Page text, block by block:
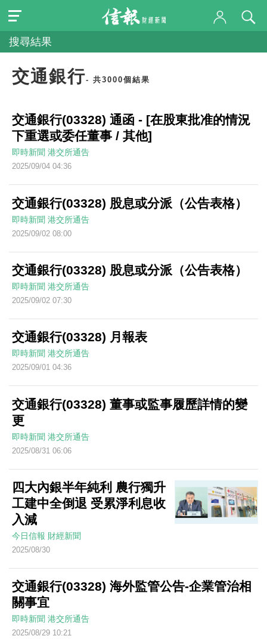
搜尋結果
交通銀行- 共3000個結果
交通銀行(03328) 通函 - [在股東批准的情況
下重選或委任董事 / 其他]
即時新聞 港交所通告
2025/09/04 04:36
交通銀行(03328) 股息或分派（公告表格）
即時新聞 港交所通告
2025/09/02 08:00
交通銀行(03328) 股息或分派（公告表格）
即時新聞 港交所通告
2025/09/02 07:30
交通銀行(03328) 月報表
即時新聞 港交所通告
2025/09/01 04:36
交通銀行(03328) 董事或監事履歷詳情的變
更
即時新聞 港交所通告
2025/08/31 06:06
四大內銀半年純利 農行獨升
工建中全倒退 受累淨利息收
入減
今日信報 財經新聞
2025/08/30
交通銀行(03328) 海外監管公告-企業管治相
關事宜
即時新聞 港交所通告
2025/08/29 10:21